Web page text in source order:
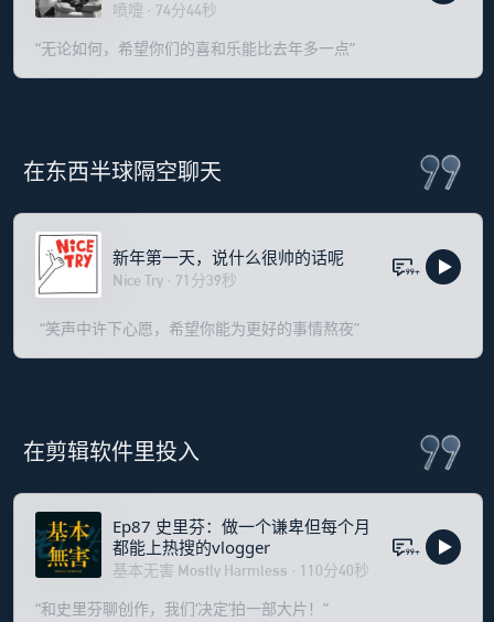
喷嚏 · 74分44秒
“无论如何，希望你们的喜和乐能比去年多一点”
在东西半球隔空聊天
新年第一天，说什么很帅的话呢
Nice Try · 71 分39秒 99+
“笑声中许下心愿，希望你能为更好的事情熬夜”
在剪辑软件里投入
Ep87 史里芬：做一个谦卑但每个月
都能上热搜的vlogger
基本无害 Mostly Harmless · 110分40秒
99+
“和史里芬聊创作，我们‘决定’拍一部大片！”